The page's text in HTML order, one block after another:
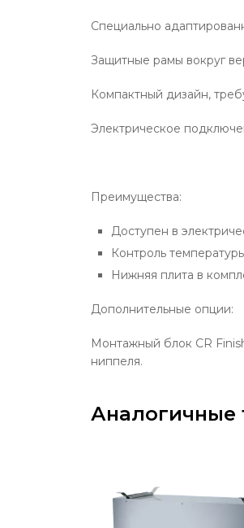
Специально
Защитные рамы вокруг
Компактный дизайн,
Электрическое
Преимущества:
Доступен в
Контроль
Нижняя плита в
Дополнительные опции:
Монтажный блок CR
ниппеля.
Аналогичные